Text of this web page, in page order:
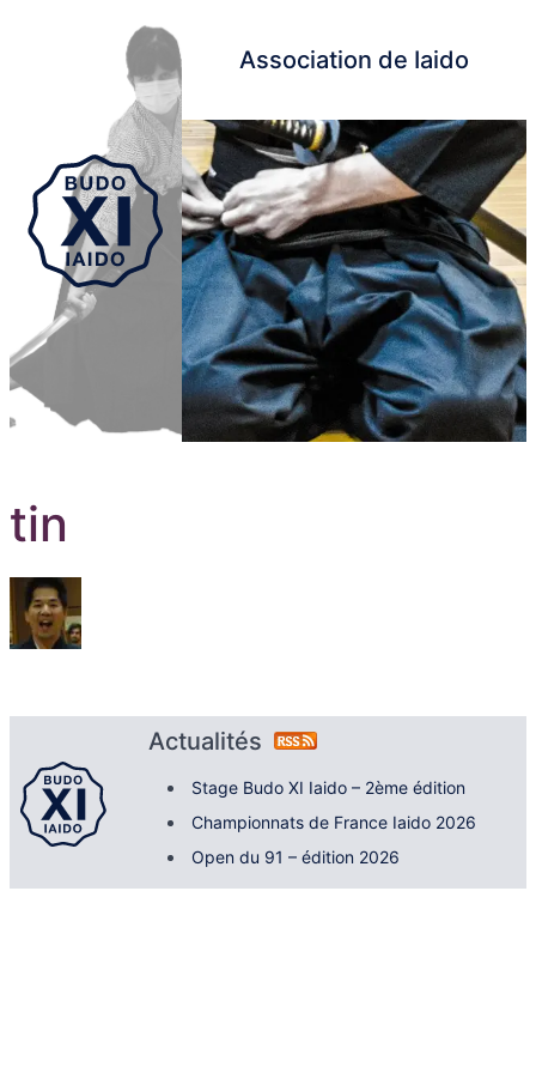
Association de Iaido
tin
Actualités
Stage Budo XI Iaido – 2ème édition
Championnats de France Iaido 2026
Open du 91 – édition 2026